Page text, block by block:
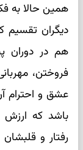
همین حالا به
دیگران تقسیم
هم در دوران
فروختن،
عشق و احترام
باشد که ارزش
رفتار و